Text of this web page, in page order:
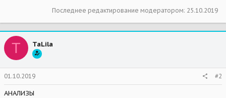
Последнее редактирование модератором: 25.10.2019
T TaLila
01.10.2019 #2
АНАЛИЗЫ